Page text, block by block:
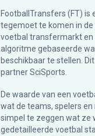
FootballTransfers (FT)
tegemoet te komen in
voetbal transfermarkt en
algoritme gebaseerde
beschikbaar te stellen.
partnerSciSports
De waarde van een
wat de teams, spelers
simpel te zeggen wat ze
gedetailleerde voetbal